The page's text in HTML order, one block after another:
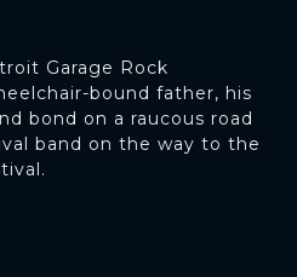
Garage Rock
bound father, his
bond on a raucous road
band on the way to the